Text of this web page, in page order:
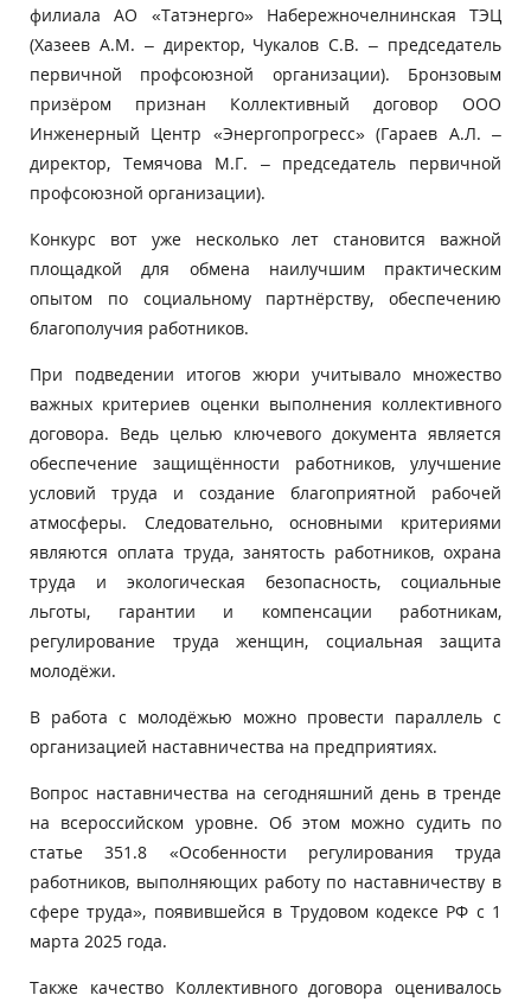
филиала АО «Татэнерго» Набережночелнинская ТЭЦ
(Хазеев А.М. – директор, Чукалов С.В. – председатель
первичной профсоюзной организации). Бронзовым
призёром признан Коллективный договор ООО
Инженерный Центр «Энергопрогресс» (Гараев А.Л. –
директор, Темячова М.Г. – председатель первичной
профсоюзной организации).
Конкурс вот уже несколько лет становится важной
площадкой для обмена наилучшим практическим
опытом по социальному партнёрству, обеспечению
благополучия работников.
При подведении итогов жюри учитывало множество
важных критериев оценки выполнения коллективного
договора. Ведь целью ключевого документа является
обеспечение защищённости работников, улучшение
условий труда и создание благоприятной рабочей
атмосферы. Следовательно, основными критериями
являются оплата труда, занятость работников, охрана
труда и экологическая безопасность, социальные
льготы, гарантии и компенсации работникам,
регулирование труда женщин, социальная защита
молодёжи.
В работа с молодёжью можно провести параллель с
организацией наставничества на предприятиях.
Вопрос наставничества на сегодняшний день в тренде
на всероссийском уровне. Об этом можно судить по
статье 351.8 «Особенности регулирования труда
работников, выполняющих работу по наставничеству в
сфере труда», появившейся в Трудовом кодексе РФ с 1
марта 2025 года.
Также качество Коллективного договора оценивалось